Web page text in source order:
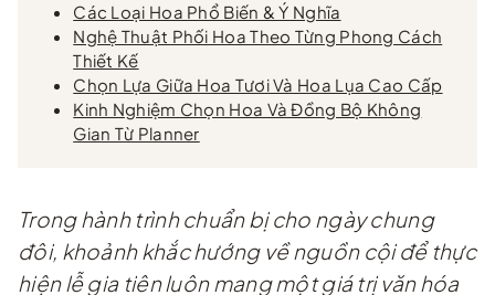
Các Loại Hoa Phổ Biến & Ý Nghĩa
Nghệ Thuật Phối Hoa Theo Từng Phong Cách
Thiết Kế
Chọn Lựa Giữa Hoa Tươi Và Hoa Lụa Cao Cấp
Kinh Nghiệm Chọn Hoa Và Đồng Bộ Không
Gian Từ Planner
Trong hành trình chuẩn bị cho ngày chung
đôi, khoảnh khắc hướng về nguồn cội để thực
hiện lễ gia tiên luôn mang một giá trị văn hóa